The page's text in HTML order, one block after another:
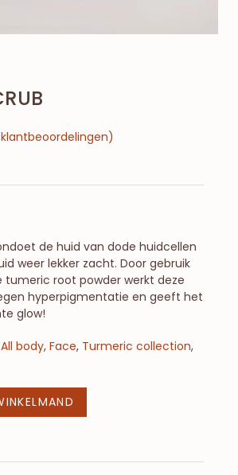
de huid van dode huidcellen
weer lekker zacht. Door gebruik
tumeric root powder werkt deze
hyperpigmentatie en geeft het
glow!
All body, Face, Turmeric collection,